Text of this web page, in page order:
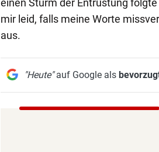
einen Sturm der Entrüstung
mir leid, falls meine Worte
aus.
"Heute"auf Google als